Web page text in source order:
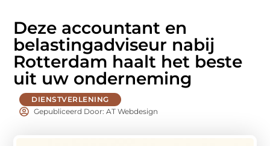
Deze accountant en
belastingadviseur nabij
Rotterdam haalt het beste
uit uw onderneming
DIENSTVERLENING
Gepubliceerd Door: AT Webdesign